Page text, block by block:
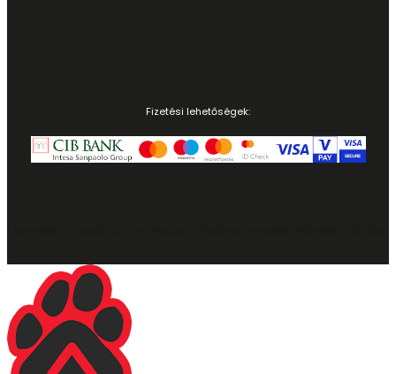
Fizetési lehetőségek: